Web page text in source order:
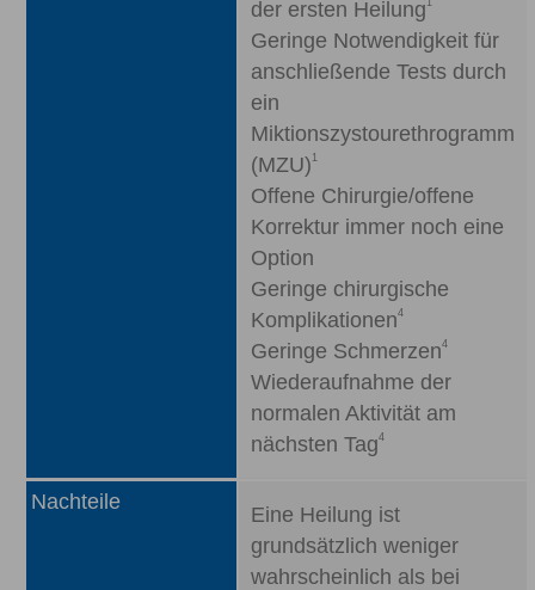
der ersten Heilung
Geringe Notwendigkeit für
anschließende Tests durch
ein
Miktionszystourethrogramm
(MZU) 1
Offene Chirurgie/offene
Korrektur immer noch eine
Option
Geringe chirurgische
Komplikationen4
Geringe Schmerzen4
Wiederaufnahme der
normalen Aktivität am
nächsten Tag4
Nachteile
Eine Heilung ist
grundsätzlich weniger
wahrscheinlich als bei